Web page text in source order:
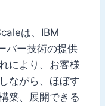
は、IBM
バー技術の提供
により、お客様
ながら、ほぼす
築、展開できる